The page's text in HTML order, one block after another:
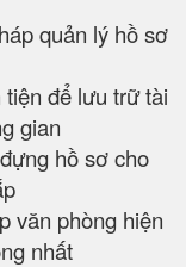
quản lý hồ sơ
tiện để lưu trữ tài
gian
hồ sơ cho
văn phòng hiện
nhất